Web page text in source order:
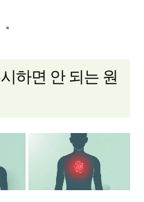
하면 안 되는 원